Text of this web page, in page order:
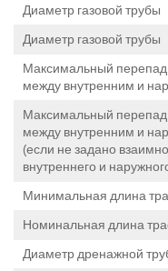
Диаметр газовой трубы
Диаметр газовой трубы
Максимальный
между внутренним и
Максимальный
между внутренним и
(если не задано
внутреннего и
Минимальная длина
Номинальная длина
Диаметр дренажной